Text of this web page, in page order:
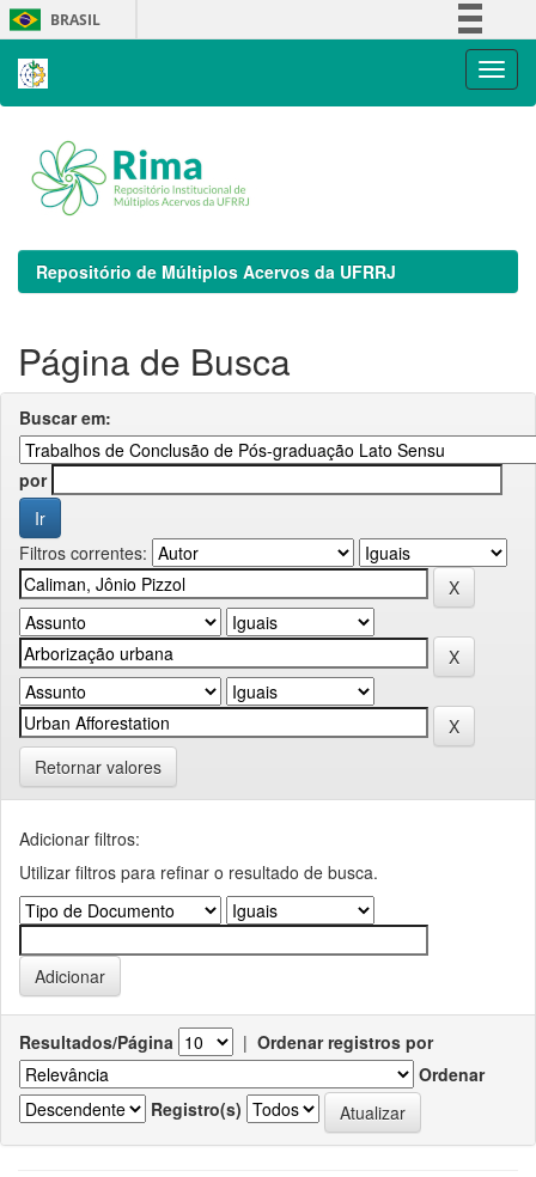
Skip
navigation
BRASIL
Repositório de Múltiplos Acervos da UFRRJ
Página de Busca
Buscar em:
por
Filtros correntes:
Retornar valores
Adicionar filtros:
Utilizar filtros para refinar o resultado de busca.
Resultados/Página | Ordenar registros por
Ordenar
Registro(s)